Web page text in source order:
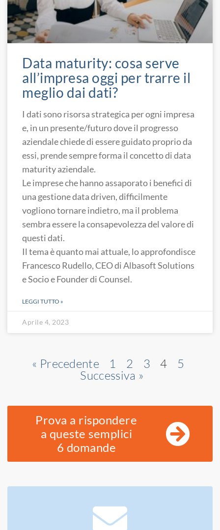
Data maturity: cosa serve
all’impresa oggi per trarre il
meglio dai dati?
I dati sono risorsa strategica per ogni impresa
e, in un presente/futuro dove il progresso
aziendale chiede di essere guidato proprio da
essi, prende sempre forma il concetto di data
maturity aziendale.
Le imprese che hanno assaporato i benefici di
una gestione data driven, difficilmente
vogliono tornare indietro, ma il problema
sembra essere la consapevolezza del valore di
questi dati.
Il tema è quanto mai attuale, lo approfondisce
Francesco Rudello, CEO di Albasoft Solutions
e Socio e Founder di Counsel.
LEGGI TUTTO »
Aprile 4, 2023
« Precedente 1 2 3 4
5
Successiva »
Prova a rispondere
a queste semplici
6 domande